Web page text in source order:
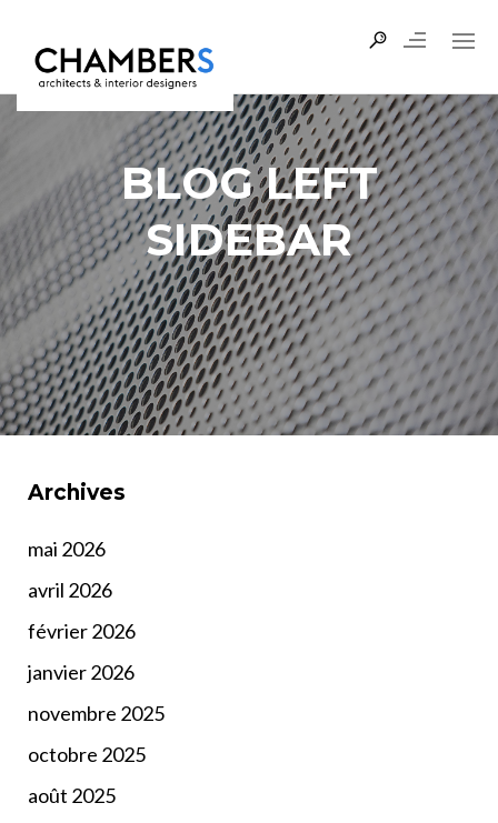
BLOG LEFT
SIDEBAR
Archives
mai 2026
avril 2026
février 2026
janvier 2026
novembre 2025
octobre 2025
août 2025